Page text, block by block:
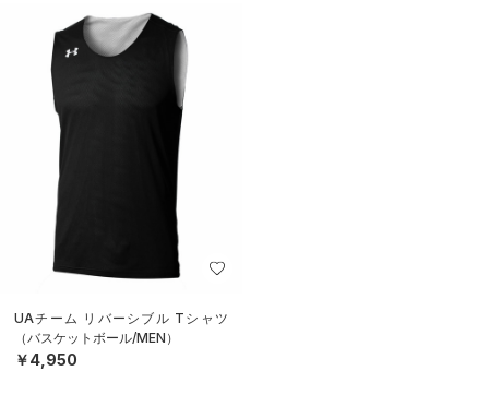
UAチーム リバーシブル Tシャツ
（バスケットボール/MEN）
￥4,950